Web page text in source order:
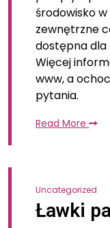
środowisko
zewnętrzne
dostępna dla
Więcej
www, a
pytania.
Read More
Uncategorized
Ławki